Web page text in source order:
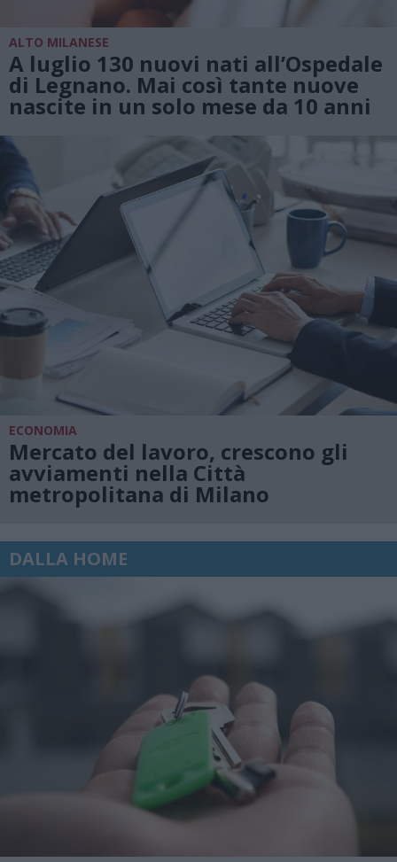
ALTO MILANESE
A luglio 130 nuovi nati all’Ospedale
di Legnano. Mai così tante nuove
nascite in un solo mese da 10 anni
ECONOMIA
Mercato del lavoro, crescono gli
avviamenti nella Città
metropolitana di Milano
DALLA HOME